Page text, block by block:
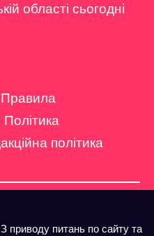
області сьогодні
Правила
Політика
політика
питань по сайту та